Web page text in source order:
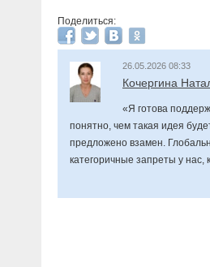
Поделиться:
26.05.2026 08:33
Кочергина
«Я готова
понятно, чем такая идея
предложено взамен.
категоричные запреты у